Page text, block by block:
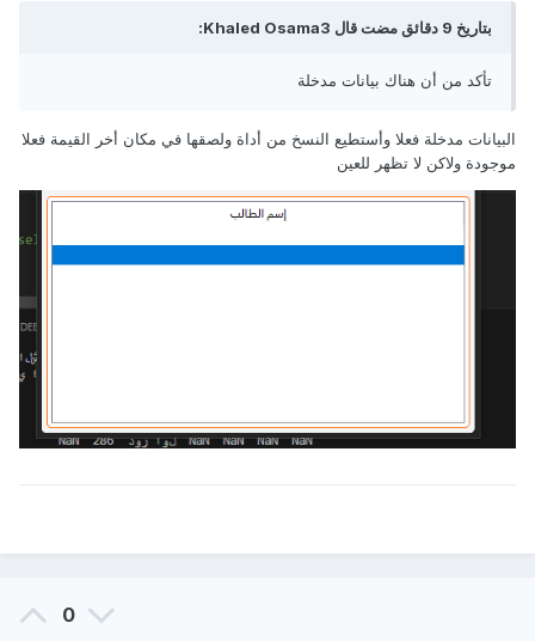
بتاريخ 9 دقائق مضت قال Khaled Osama3:
تأكد من أن هناك بيانات مدخلة
البيانات مدخلة فعلا وأستطيع النسخ من أداة ولصقها في مكان أخر القيمة فعلا
موجودة ولاكن لا تظهر للعين
0